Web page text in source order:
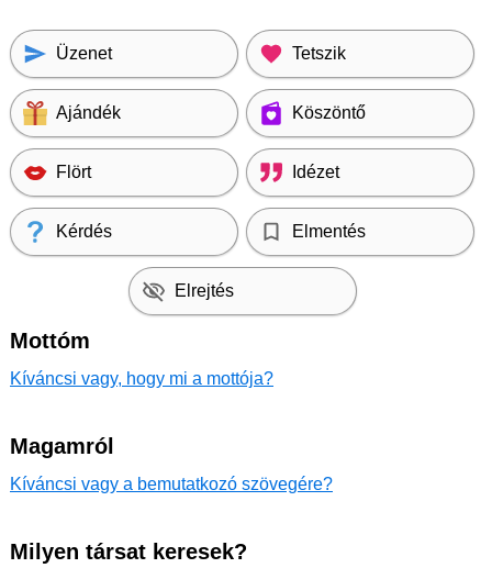
Üzenet Tetszik
Ajándék Köszöntő
Flört Idézet
Kérdés Elmentés
Elrejtés
Mottóm
Kíváncsi vagy, hogy mi a mottója?
Magamról
Kíváncsi vagy a bemutatkozó szövegére?
Milyen társat keresek?